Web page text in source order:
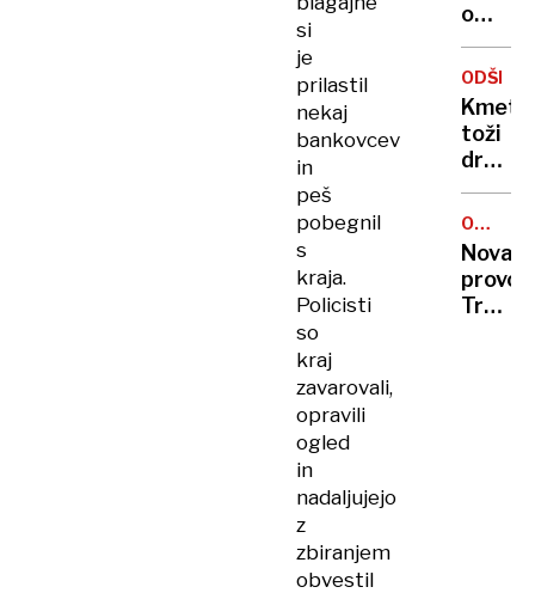
si
je
prilastil
nekaj
bankovcev
in
peš
pobegnil
s
kraja.
Policisti
so
kraj
zavarovali,
opravili
ogled
in
nadaljujejo
z
zbiranjem
obvestil
o
Del
kadra
bo
odšel
iz
Kmet
toži
državo
za
73
tisoč
evrov
zaradi
TEŽNJE
Nova
Trump